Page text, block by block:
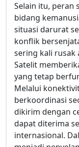
Selain itu, peran
bidang
situasi darurat
konflik
sering kali rusak
Satelit
yang tetap
Melalui
berkoordinasi
dikirim dengan
dapat diterima
internasional.